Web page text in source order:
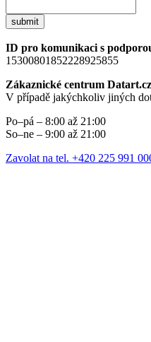
submit
ID pro komunikaci s
15300801852228925855
Zákaznické centrum Datart.cz
V případě jakýchkoliv jiných
Po–pá – 8:00 až 21:00
So–ne – 9:00 až 21:00
Zavolat na tel. +420 225 991